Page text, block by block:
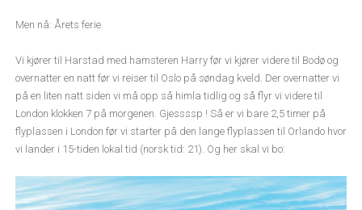
Men nå: Årets ferie.
Vi kjører til Harstad med hamsteren Harry før vi kjører videre til Bodø og
overnatter en natt før vi reiser til Oslo på søndag kveld. Der overnatter vi
på en liten natt siden vi må opp så himla tidlig og så flyr vi videre til
London klokken 7 på morgenen. Gjessssp ! Så er vi bare 2,5 timer på
flyplassen i London før vi starter på den lange flyplassen til Orlando hvor
vi lander i 15-tiden lokal tid (norsk tid: 21). Og her skal vi bo: